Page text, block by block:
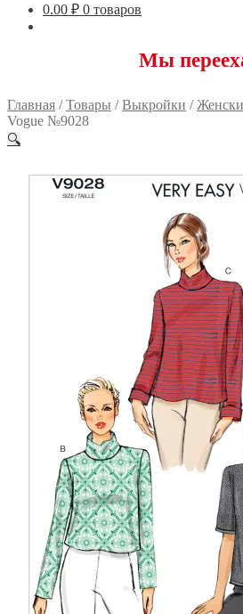
0.00 ₽ 0 товаров
Мы переехали!
Главная /Товары /Выкройки /
Vogue №9028
🔍